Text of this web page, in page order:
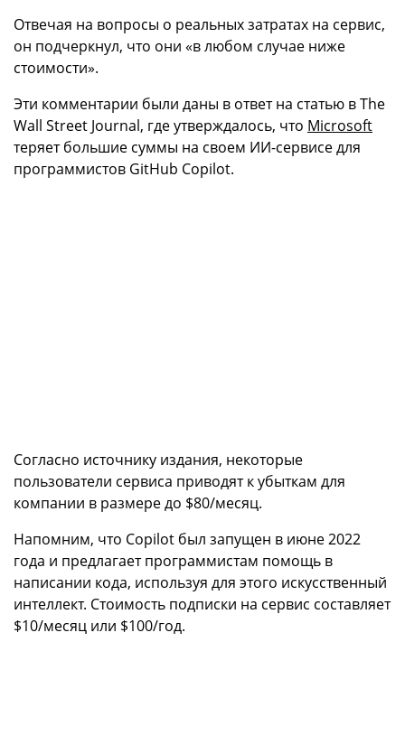
Отвечая на вопросы о реальных затратах на сервис,
он подчеркнул, что они «в любом случае ниже
стоимости».
Эти комментарии были даны в ответ на статью в The
Wall Street Journal, где утверждалось, что Microsoft
теряет большие суммы на своем ИИ-сервисе для
программистов GitHub Copilot.
Согласно источнику издания, некоторые
пользователи сервиса приводят к убыткам для
компании в размере до $80/месяц.
Напомним, что Copilot был запущен в июне 2022
года и предлагает программистам помощь в
написании кода, используя для этого искусственный
интеллект. Стоимость подписки на сервис составляет
$10/месяц или $100/год.